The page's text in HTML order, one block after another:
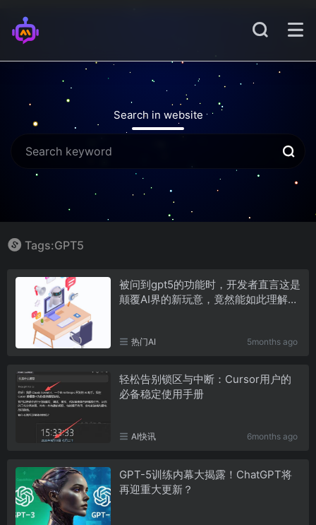
Search in website
Tags:GPT5
被问到gpt5的功能时，开发者直言这是
颠覆AI界的新玩意，竟然能如此理解我
热门AI 5months ago
轻松告别锁区与中断：Cursor用户的
必备稳定使用手册
AI快讯 6months ago
GPT-5训练内幕大揭露！ChatGPT将
再迎重大更新？